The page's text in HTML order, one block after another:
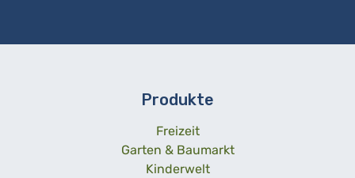
Produkte
Freizeit
Garten & Baumarkt
Kinderwelt